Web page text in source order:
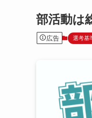
部活動は
広告 選考基